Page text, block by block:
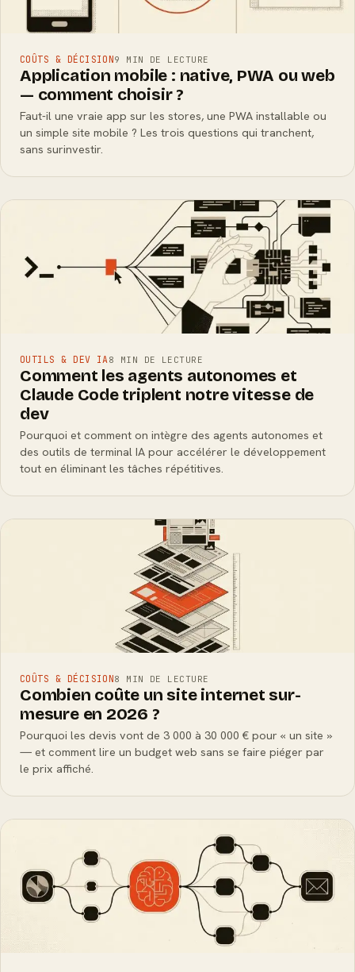
COÛTS & DÉCISION9 MIN DE LECTURE
Application mobile : native, PWA ou web
— comment choisir ?
Faut-il une vraie app sur les stores, une PWA installable ou
un simple site mobile ? Les trois questions qui tranchent,
sans surinvestir.
OUTILS & DEV IA8 MIN DE LECTURE
Comment les agents autonomes et
Claude Code triplent notre vitesse de
dev
Pourquoi et comment on intègre des agents autonomes et
des outils de terminal IA pour accélérer le développement
tout en éliminant les tâches répétitives.
COÛTS & DÉCISION8 MIN DE LECTURE
Combien coûte un site internet sur-
mesure en 2026 ?
Pourquoi les devis vont de 3 000 à 30 000 € pour « un site »
— et comment lire un budget web sans se faire piéger par
le prix affiché.